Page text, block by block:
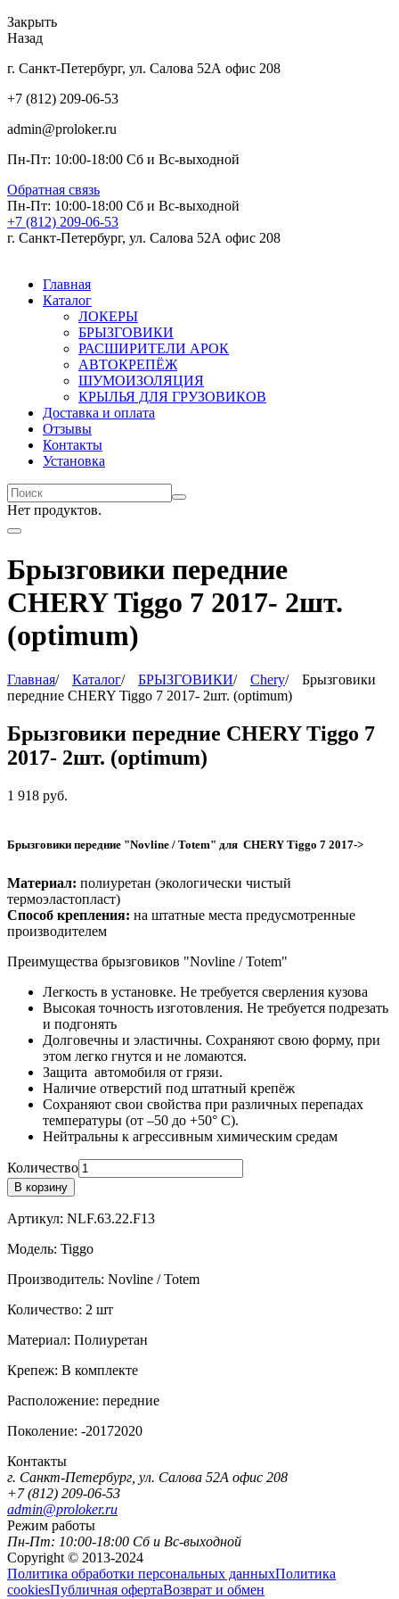
Закрыть
Назад
г. Санкт-Петербург, ул. Салова 52А офис 208
+7 (812) 209-06-53
admin@proloker.ru
Пн-Пт: 10:00-18:00 Сб и Вс-выходной
Обратная связь
Пн-Пт: 10:00-18:00 Сб и Вс-выходной
+7 (812) 209-06-53
г. Санкт-Петербург, ул. Салова 52А офис 208
Главная
Каталог
ЛОКЕРЫ
БРЫЗГОВИКИ
РАСШИРИТЕЛИ АРОК
АВТОКРЕПЁЖ
ШУМОИЗОЛЯЦИЯ
КРЫЛЬЯ ДЛЯ ГРУЗОВИКОВ
Доставка и оплата
Отзывы
Контакты
Установка
Нет продуктов.
Брызговики передние
CHERY Tiggo 7 2017- 2шт.
(optimum)
Главная/ Каталог/ БРЫЗГОВИКИ/ Chery/
Брызговики
передние CHERY Tiggo 7 2017- 2шт. (optimum)
Брызговики передние CHERY Tiggo 7
2017- 2шт. (optimum)
1 918 руб.
Брызговики передние "Novline / Totem" для CHERY Tiggo 7 2017->
Материал: полиуретан (экологически чистый
термоэластопласт)
Способ крепления: на штатные места предусмотренные
производителем
Преимущества брызговиков "Novline / Totem"
Легкость в установке. Не требуется сверления кузова
Высокая точность изготовления. Не требуется подрезать
и подгонять
Долговечны и эластичны. Сохраняют свою форму, при
этом легко гнутся и не ломаются.
Защита автомобиля от грязи.
Наличие отверстий под штатный крепёж
Сохраняют свои свойства при различных перепадах
температуры (от –50 до +50° С).
Нейтральны к агрессивным химическим средам
Количество
В корзину
Артикул: NLF.63.22.F13
Модель: Tiggo
Производитель: Novline / Totem
Количество: 2 шт
Материал: Полиуретан
Крепеж: В комплекте
Расположение: передние
Поколение: -20172020
Контакты
г. Санкт-Петербург, ул. Салова 52А офис 208
+7 (812) 209-06-53
admin@proloker.ru
Режим работы
Пн-Пт: 10:00-18:00 Сб и Вс-выходной
Copyright © 2013-2024
Политика обработки персональных данныхПолитика
cookiesПубличная офертаВозврат и обмен